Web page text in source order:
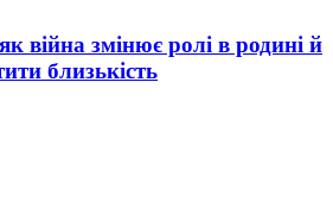
війна змінює ролі в родині й
близькість